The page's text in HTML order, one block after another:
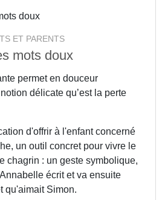
ET PARENTS
mots doux
permet en douceur
délicate qu’est la perte
d'offrir à l'enfant concerné
un outil concret pour vivre le
chagrin : un geste symbolique,
écrit et va ensuite
qu'aimait Simon.